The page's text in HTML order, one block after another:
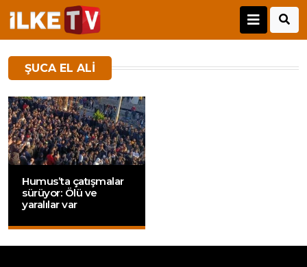
ŞUCA EL ALI
Humus’ta çatışmalar
sürüyor: Ölü ve
yaralılar var